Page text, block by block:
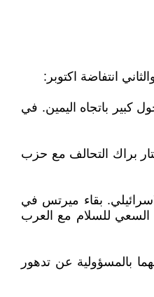
انتفاضة اكتوبر:
بتحول كبير باتجاه اليمين. في
تجاهل براك للعرب، مع انهم دعموه باغلبية ساحقة ومكنوه من الفوز في انتخابات الرئاسة عام 99. فقد اختار براك التحالف مع حزب
بقاء ميرتس في
الاساسية، وهي السعي للسلام مع العرب
بالمسؤولية عن تدهور